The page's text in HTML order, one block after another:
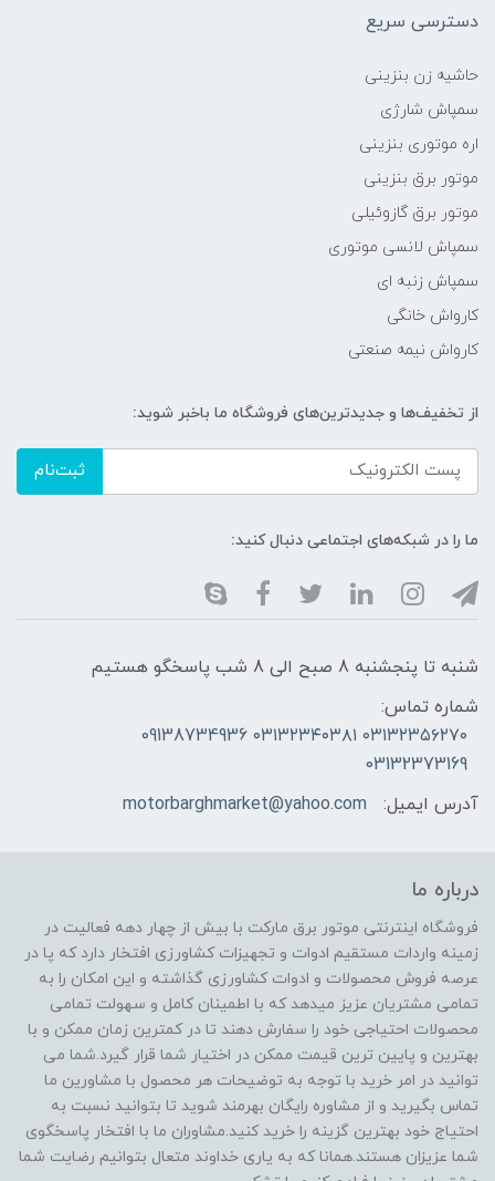
دسترسی سریع
حاشیه زن بنزینی
سمپاش شارژی
اره موتوری بنزینی
موتور برق بنزینی
موتور برق گازوئیلی
سمپاش لانسی موتوری
سمپاش زنبه ای
کارواش خانگی
کارواش نیمه صنعتی
از تخفیف‌ها و جدیدترین‌های فروشگاه ما باخبر شوید:
ثبت‌نام
ما را در شبکه‌های اجتماعی دنبال کنید:
شنبه تا پنجشنبه 8 صبح الی 8 شب پاسخگو هستیم
شماره تماس:
۰۳۱۳۲۳۵۶۲۷۰ ۰۳۱۳۲۳۴۰۳۸۱ 09138734936
03132373169
آدرس ایمیل:
motorbarghmarket@yahoo.com
درباره ما
فروشگاه اینترنتی موتور برق مارکت با بیش از چهار دهه فعالیت در
زمینه واردات مستقیم ادوات و تجهیزات کشاورزی افتخار دارد که پا در
عرصه فروش محصولات و ادوات کشاورزی گذاشته و این امکان را به
تمامی مشتریان عزیز میدهد که با اطمینان کامل و سهولت تمامی
محصولات احتیاجی خود را سفارش دهند تا در کمترین زمان ممکن و با
بهترین و پایین ترین قیمت ممکن در اختیار شما قرار گیرد.شما می
توانید در امر خرید با توجه به توضیحات هر محصول با مشاورین ما
تماس بگیرید و از مشاوره رایگان بهرمند شوید تا بتوانید نسبت به
احتیاج خود بهترین گزینه را خرید کنید.مشاوران ما با افتخار پاسخگوی
شما عزیزان هستند.همانا که به یاری خداوند متعال بتوانیم رضایت شما